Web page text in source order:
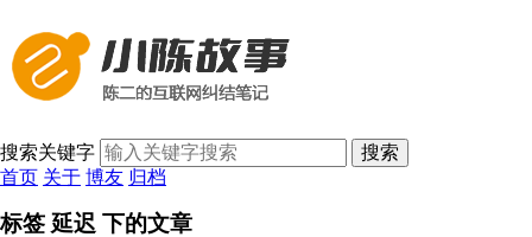
搜索关键字
搜索
首页 关于 博友 归档
标签 延迟 下的文章